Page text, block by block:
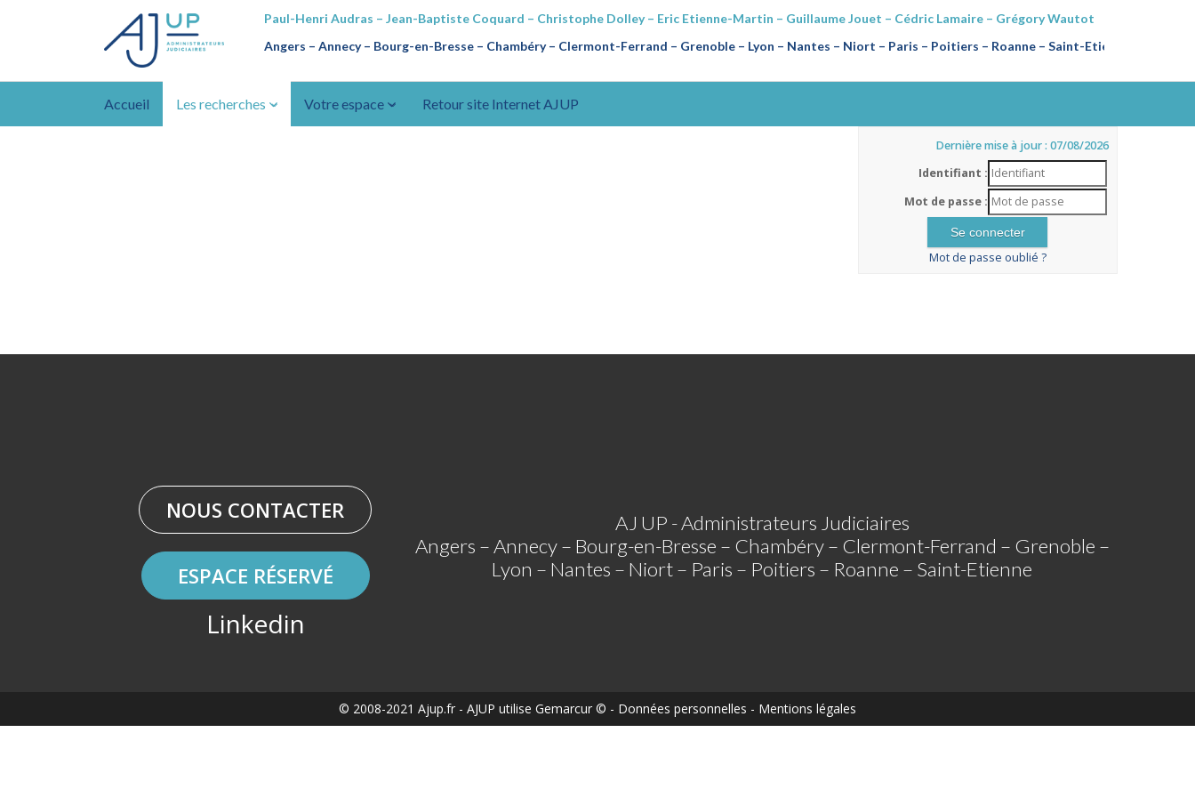
Paul-Henri Audras – Jean-Baptiste Coquard – Christophe Dolley – Eric Etienne-Martin – Guillaume Jouet – Cédric Lamaire – Grégory Wautot
Angers – Annecy– Bourg-en-Bresse – Chambéry – Clermont-Ferrand – Grenoble – Lyon – Nantes – Niort – Paris – Poitiers – Roanne – Saint-Etienne
Accueil Les recherches Votre espace Retour site Internet AJUP
Dernière mise à jour : 07/08/2026
Identifiant :
Mot de passe :
Mot de passe oublié ?
NOUS CONTACTER
ESPACE RÉSERVÉ
Linkedin
AJ UP - Administrateurs Judiciaires
Angers – Annecy – Bourg-en-Bresse – Chambéry – Clermont-Ferrand – Grenoble –
Lyon – Nantes – Niort – Paris – Poitiers – Roanne – Saint-Etienne
© 2008-2021 Ajup.fr - AJUP utilise Gemarcur © - Données personnelles - Mentions légales